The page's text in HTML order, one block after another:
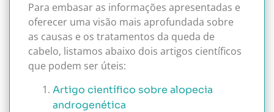
Para embasar as informações apresentadas e
oferecer uma visão mais aprofundada sobre
as causas e os tratamentos da queda de
cabelo, listamos abaixo dois artigos científicos
que podem ser úteis:
Artigo científico sobre alopecia
androgenética